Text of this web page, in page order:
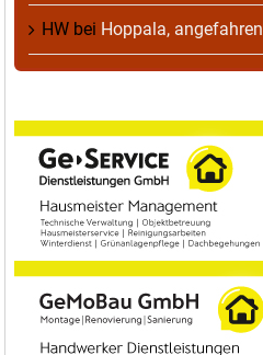
HW bei Hoppala, angefahren